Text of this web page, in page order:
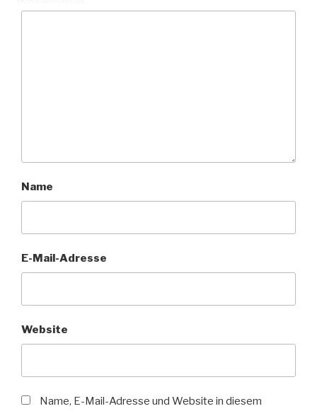
Name
E-Mail-Adresse
Website
Name, E-Mail-Adresse und Website in diesem